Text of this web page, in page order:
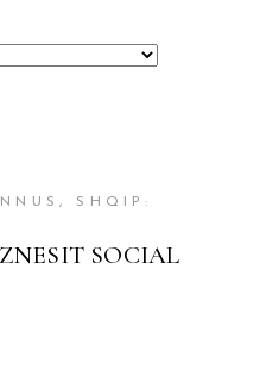
SHPORTË
SHQIP:
SOCIAL